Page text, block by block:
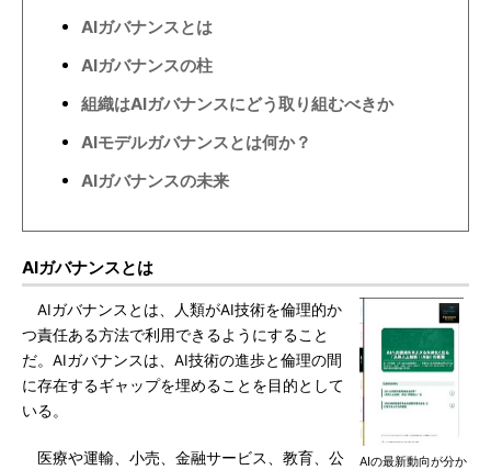
AIガバナンスとは
AIガバナンスの柱
組織はAIガバナンスにどう取り組むべきか
AIモデルガバナンスとは何か？
AIガバナンスの未来
AIガバナンスとは
AIの最新動向が分か
AIガバナンスとは、人類がAI技術を倫理的か
つ責任ある方法で利用できるようにすること
だ。AIガバナンスは、AI技術の進歩と倫理の間
に存在するギャップを埋めることを目的として
いる。
医療や運輸、小売、金融サービス、教育、公